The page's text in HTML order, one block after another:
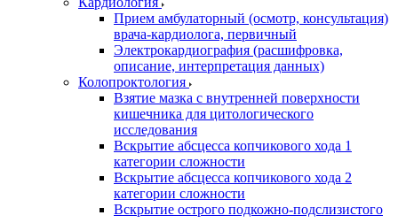
Прием амбулаторный (осмотр, консультация)
врача-кардиолога, первичный
Электрокардиография (расшифровка,
описание, интерпретация данных)
Колопроктология
Взятие мазка с внутренней поверхности
кишечника для цитологического
исследования
Вскрытие абсцесса копчикового хода 1
категории сложности
Вскрытие абсцесса копчикового хода 2
категории сложности
Вскрытие острого подкожно-подслизистого